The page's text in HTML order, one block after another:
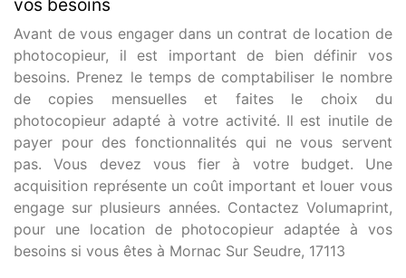
vos besoins
Avant de vous engager dans un contrat de location de
photocopieur, il est important de bien définir vos
besoins. Prenez le temps de comptabiliser le nombre
de copies mensuelles et faites le choix du
photocopieur adapté à votre activité. Il est inutile de
payer pour des fonctionnalités qui ne vous servent
pas. Vous devez vous fier à votre budget. Une
acquisition représente un coût important et louer vous
engage sur plusieurs années. Contactez Volumaprint,
pour une location de photocopieur adaptée à vos
besoins si vous êtes à Mornac Sur Seudre, 17113